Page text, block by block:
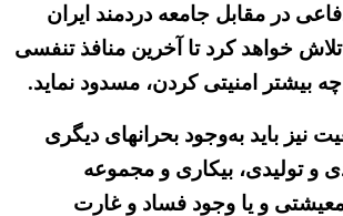
در مقابل جامعه دردمند ایران
خواهد کرد تا آخرین منافذ تنفسی
بیشتر امنیتی کردن، مسدود نماید.
نیز باید به‌وجود بحرانهای دیگری
و تولیدی، بیکاری و مجموعه
و یا وجود فساد و غارت